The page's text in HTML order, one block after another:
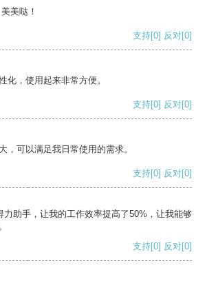
美哒！
支持[0] 反对[0]
化，使用起来非常方便。
支持[0] 反对[0]
，可以满足我日常使用的需求。
支持[0] 反对[0]
力助手，让我的工作效率提高了50%，让我能够
支持[0] 反对[0]